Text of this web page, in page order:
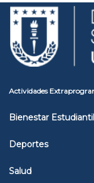
Pasar
contenido
principal
Toggle
high
contrast
Actividades
Bienestar Estudiantil
Deportes
Salud